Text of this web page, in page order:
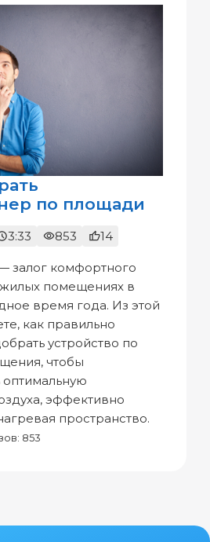
по площади
3:33 853 14
залог комфортного
помещениях в
время года. Из этой
как правильно
устройство по
чтобы
эффективно
пространство.
853